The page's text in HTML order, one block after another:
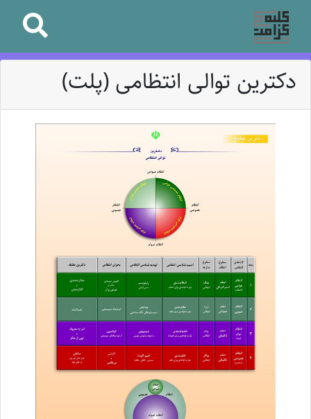
دکترین توالی انتظامی (پلت)